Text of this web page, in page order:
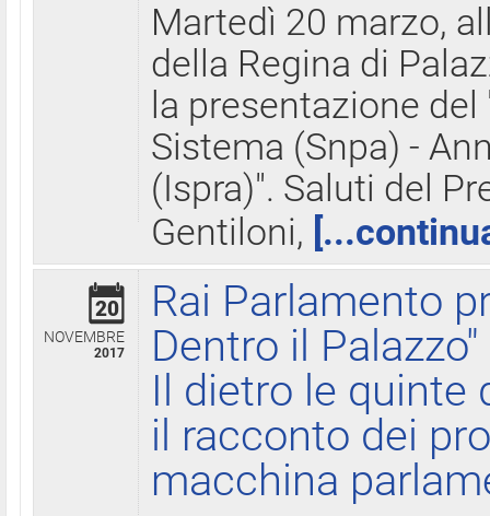
Martedì 20 marzo,
della Regina di
la presentazione
Sistema (Snpa) -
(Ispra)". Saluti del
Gentiloni,
20
NOVEMBRE
2017
Rai Parlamento
Dentro il Palazzo"
Il dietro le quinte
il racconto dei
macchina